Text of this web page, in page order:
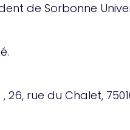
de Sorbonne
rue du Chalet,